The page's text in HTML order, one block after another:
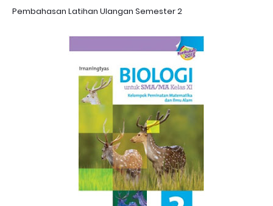
Pembahasan Latihan Ulangan Semester 2